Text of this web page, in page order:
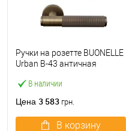
В наличии
Ручки на розетте BUONELLE
Urban B-43 античная
Цена 3 583 грн.
В корзину